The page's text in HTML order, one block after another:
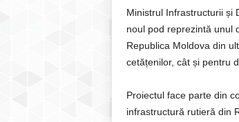
Ministrul Infrastructurii și
noul pod reprezintă unul
Republica Moldova din
cetățenilor, cât și pentru
Proiectul face parte din
infrastructură rutieră din